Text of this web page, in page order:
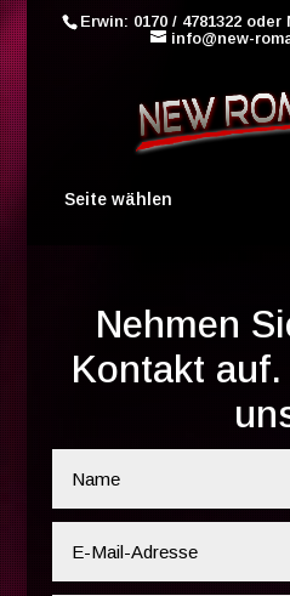
Erwin: 0170 / 4781322 oder
info@new-
Seite wählen
Nehmen
Kontakt